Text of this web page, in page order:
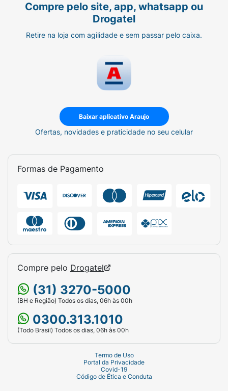
Compre pelo site, app, whatsapp ou
Drogatel
Retire na loja com agilidade e sem passar pelo caixa.
Baixar aplicativo Araujo
Ofertas, novidades e praticidade no seu celular
Formas de Pagamento
Compre pelo Drogatel
(31) 3270-5000
(BH e Região) Todos os dias, 06h às 00h
0300.313.1010
(Todo Brasil) Todos os dias, 06h às 00h
Termo de Uso
Portal da Privacidade
Covid-19
Código de Ética e Conduta